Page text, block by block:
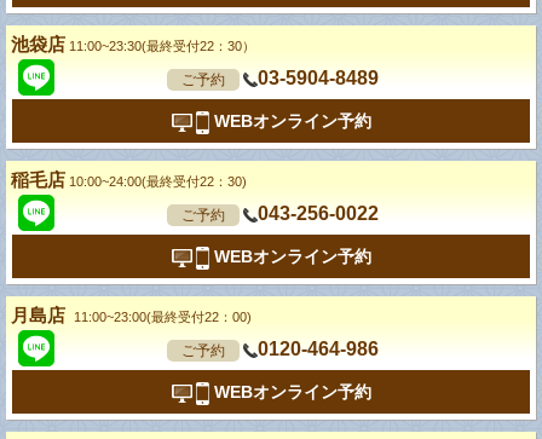
池袋店 11:00~23:30(最終受付22：30）
ご予約 03-5904-8489
WEBオンライン予約
稲毛店 10:00~24:00(最終受付22：30)
ご予約 043-256-0022
WEBオンライン予約
月島店 11:00~23:00(最終受付22：00)
ご予約 0120-464-986
WEBオンライン予約